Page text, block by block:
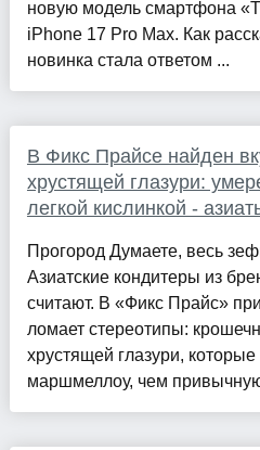
новую модель смартфона
iPhone 17 Pro Max. Как
новинка стала ответом ...
В Фикс Прайсе найден
хрустящей глазури:
легкой кислинкой -
Прогород Думаете, весь
Азиатские кондитеры из
считают. В «Фикс Прайс»
ломает стереотипы:
хрустящей глазури,
маршмеллоу, чем